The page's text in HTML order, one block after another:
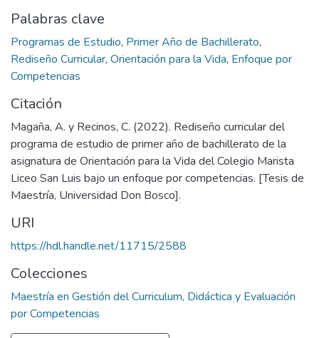
Palabras clave
Programas de Estudio, Primer Año de Bachillerato,
Rediseño Curricular, Orientación para la Vida, Enfoque por
Competencias
Citación
Magaña, A. y Recinos, C. (2022). Rediseño curricular del
programa de estudio de primer año de bachillerato de la
asignatura de Orientación para la Vida del Colegio Marista
Liceo San Luis bajo un enfoque por competencias. [Tesis de
Maestría, Universidad Don Bosco].
URI
https://hdl.handle.net/11715/2588
Colecciones
Maestría en Gestión del Curriculum, Didáctica y Evaluación
por Competencias